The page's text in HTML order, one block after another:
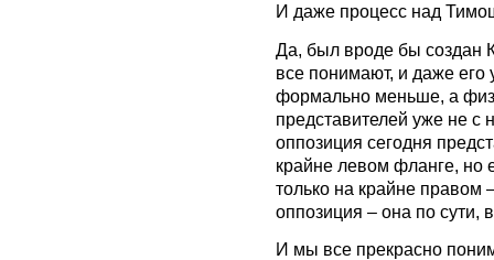
И даже процесс над
Да, был вроде бы создан
все понимают, и даже его
формально меньше, а
представителей уже не с
оппозиция сегодня
крайне левом фланге, но
только на крайне правом
оппозиция – она по сути,
И мы все прекрасно